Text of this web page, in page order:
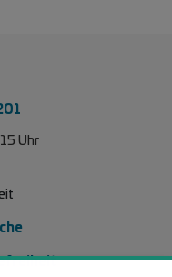
Uhr